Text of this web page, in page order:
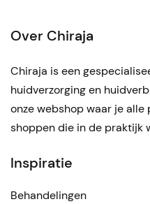
Over Chiraja
Chiraja is een
huidverzorging en
onze webshop waar je
shoppen die in de praktijk
Inspiratie
Behandelingen